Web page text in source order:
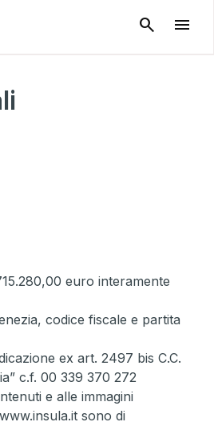
euro interamente
codice fiscale e partita
ex art. 2497 bis C.C.
c.f. 00 339 370 272
e alle immagini
sono di